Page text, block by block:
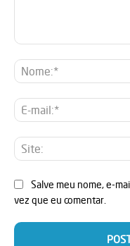
Salve meu nome, e-
vez que eu comentar.